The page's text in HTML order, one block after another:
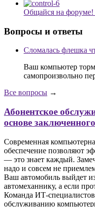
Общайся на
Вопросы и ответы
Сломалась флешка
Ваш компьютер
самопроизвольно
Все вопросы →
Абонентское
основе
Современная
обеспечение позволяют
— это знает каждый.
надо и совсем не
Ваш автомобиль выйдет
автомеханнику, а если
Команда ИТ-
обслуживанию